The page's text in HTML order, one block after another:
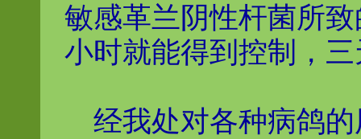
敏感革兰阴性杆菌所
小时就能得到控制，
经我处对各种病鸽的